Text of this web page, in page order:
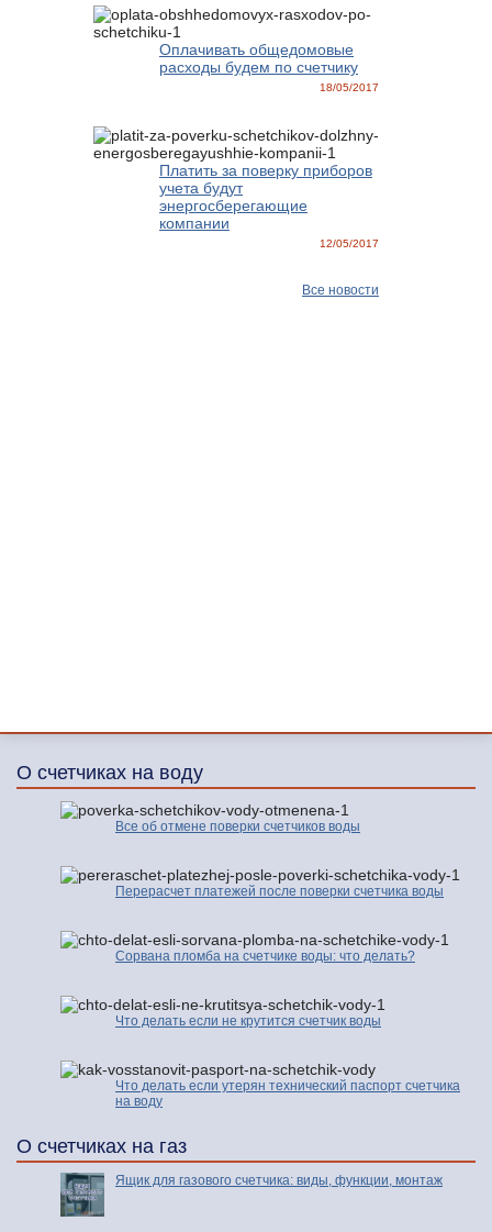
Оплачивать общедомовые
расходы будем по счетчику
18/05/2017
Платить за поверку приборов
учета будут
энергосберегающие
компании
12/05/2017
Все новости
О счетчиках на воду
Все об отмене поверки счетчиков воды
Перерасчет платежей после поверки счетчика воды
Сорвана пломба на счетчике воды: что делать?
Что делать если не крутится счетчик воды
Что делать если утерян технический паспорт счетчика
на воду
О счетчиках на газ
Ящик для газового счетчика: виды, функции, монтаж